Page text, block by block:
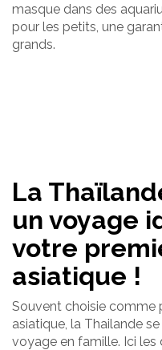
masque dans des
pour les petits, une
grands.
La
un voyage
votre
asiatique !
Souvent choisie comme
asiatique, la Thailande
voyage en famille. Ici les